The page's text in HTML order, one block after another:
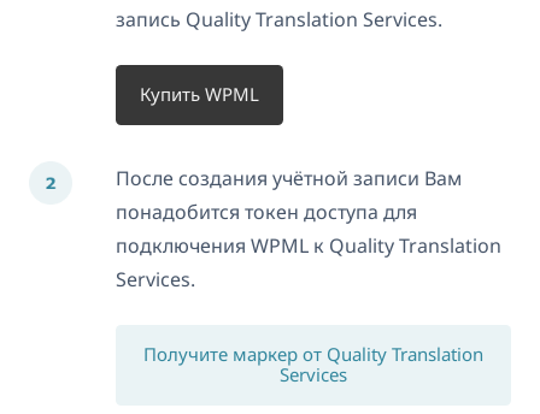
запись Quality Translation Services.
Купить WPML
После создания учётной записи Вам
понадобится токен доступа для
подключения WPML к Quality Translation
Services.
Получите маркер от Quality Translation
Services